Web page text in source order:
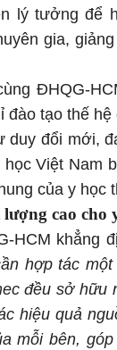
lý tưởng để
gia,
ĐHQG-
tạo thế
duy đổi mới,
Việt Nam
của y học
cao cho
HCM khẳng
hợp tác
đều sở hữu
hiệu quả
mỗi bên,